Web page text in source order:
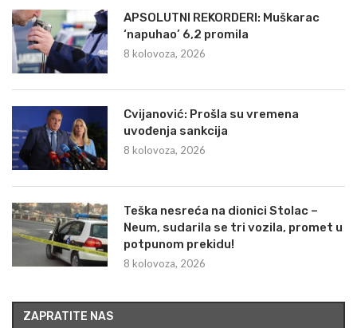
APSOLUTNI REKORDERI: Muškarac
‘napuhao’ 6,2 promila
8 kolovoza, 2026
Cvijanović: Prošla su vremena
uvođenja sankcija
8 kolovoza, 2026
Teška nesreća na dionici Stolac –
Neum, sudarila se tri vozila, promet u
potpunom prekidu!
8 kolovoza, 2026
ZAPRATITE NAS